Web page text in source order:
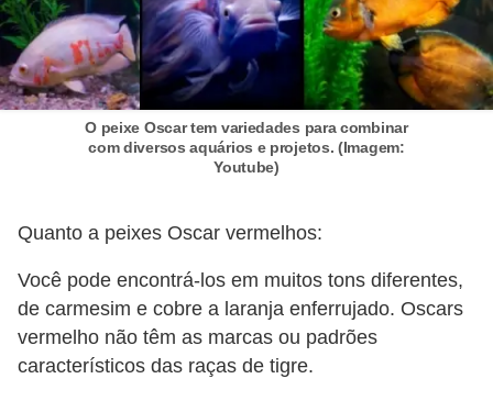
O peixe Oscar tem variedades para combinar
com diversos aquários e projetos. (Imagem:
Youtube)
Quanto a peixes Oscar vermelhos:
Você pode encontrá-los em muitos tons diferentes,
de carmesim e cobre a laranja enferrujado. Oscars
vermelho não têm as marcas ou padrões
característicos das raças de tigre.
r
o
s
e
c
i
n
o
s